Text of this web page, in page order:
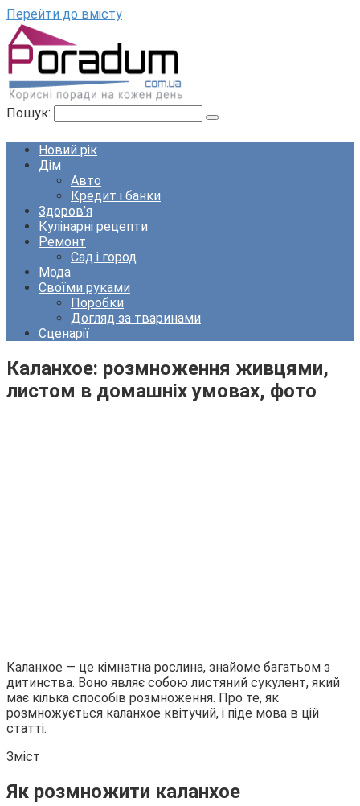
Перейти до вмісту
Пошук:
Новий рік
Дім
Авто
Кредит і банки
Здоров’я
Кулінарні рецепти
Ремонт
Сад і город
Мода
Своїми руками
Поробки
Догляд за тваринами
Сценарії
Каланхое: розмноження живцями,
листом в домашніх умовах, фото
Каланхое — це кімнатна рослина, знайоме багатьом з
дитинства. Воно являє собою листяний сукулент, який
має кілька способів розмноження. Про те, як
розмножується каланхое квітучий, і піде мова в цій
статті.
Зміст
Як розмножити каланхое